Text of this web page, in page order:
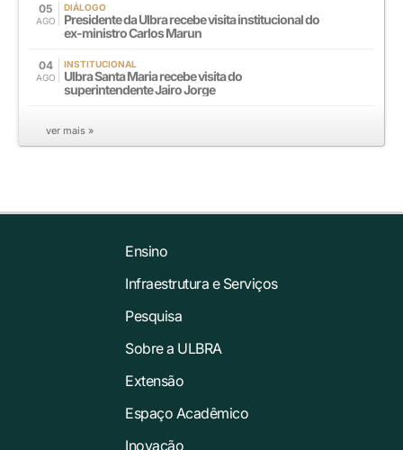
05
AGO
DIÁLOGO
Presidente da Ulbra recebe visita institucional do
ex-ministro Carlos Marun
04
AGO
INSTITUCIONAL
Ulbra Santa Maria recebe visita do
superintendente Jairo Jorge
ver mais »
Ensino
Infraestrutura e Serviços
Pesquisa
Sobre a ULBRA
Extensão
Espaço Acadêmico
Inovação